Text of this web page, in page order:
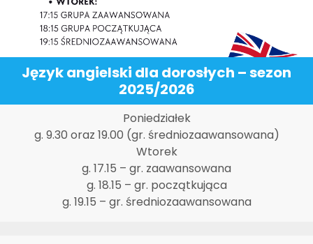
Język angielski dla dorosłych – sezon
2025/2026
Poniedziałek
g. 9.30 oraz 19.00 (gr. średniozaawansowana)
Wtorek
g. 17.15 – gr. zaawansowana
g. 18.15 – gr. początkująca
g. 19.15 – gr. średniozaawansowana